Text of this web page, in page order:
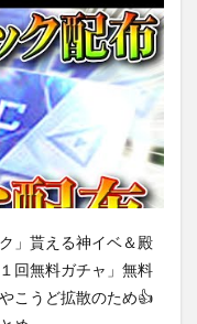
」貰える神イベ＆殿
回無料ガチャ」無料
こうど拡散のため👍